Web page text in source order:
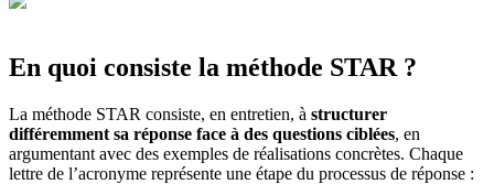
En quoi consiste la méthode STAR ?
La méthode STAR consiste, en entretien, à structurer
différemment sa réponse face à des questions ciblées, en
argumentant avec des exemples de réalisations concrètes. Chaque
lettre de l’acronyme représente une étape du processus de réponse :